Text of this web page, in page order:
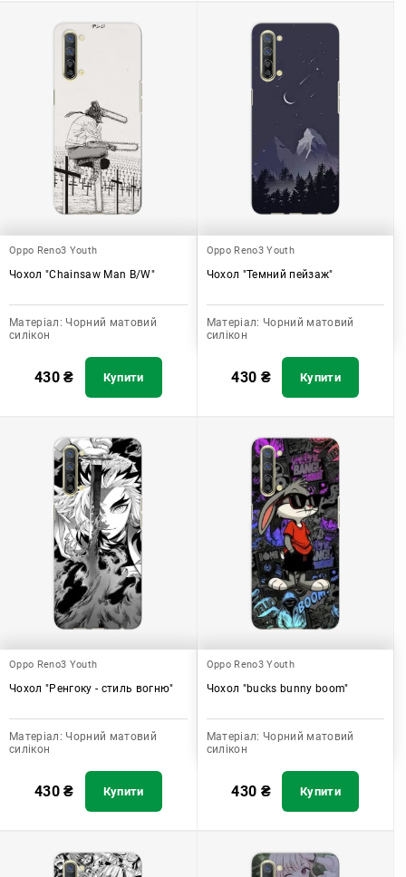
Oppo Reno3 Youth
Чохол "Chainsaw Man B/W"
Матеріал: Чорний матовий
силікон
430₴ Купити
Oppo Reno3 Youth
Чохол "Темний пейзаж"
Матеріал: Чорний матовий
силікон
430 ₴ Купити
Oppo Reno3 Youth
Чохол "Ренгоку - стиль вогню"
Матеріал: Чорний матовий
силікон
430₴ Купити
Oppo Reno3 Youth
Чохол "bucks bunny boom"
Матеріал: Чорний матовий
силікон
430 ₴ Купити